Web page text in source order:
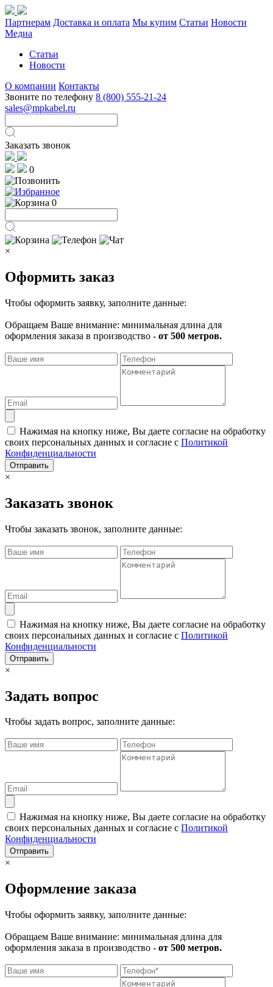
Партнерам Доставка и оплата Мы купим Статьи Новости
Медиа
Статьи
Новости
О компании Контакты
Звоните по телефону 8 (800) 555-21-24
sales@mpkabel.ru
Заказать звонок
0
0
×
Оформить заказ
Чтобы оформить заявку, заполните данные:
Обращаем Ваше внимание: минимальная длина для
оформления заказа в производство - от 500 метров.
Нажимая на кнопку ниже, Вы даете согласие на обработку
своих персональных данных и согласие с Политикой
Конфиденциальности
Отправить
×
Заказать звонок
Чтобы заказать звонок, заполните данные:
Нажимая на кнопку ниже, Вы даете согласие на обработку
своих персональных данных и согласие с Политикой
Конфиденциальности
Отправить
×
Задать вопрос
Чтобы задать вопрос, заполните данные:
Нажимая на кнопку ниже, Вы даете согласие на обработку
своих персональных данных и согласие с Политикой
Конфиденциальности
Отправить
×
Оформление заказа
Чтобы оформить заявку, заполните данные:
Обращаем Ваше внимание: минимальная длина для
оформления заказа в производство - от 500 метров.